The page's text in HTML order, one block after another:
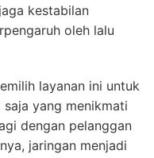
kestabilan
oleh lalu
layanan ini untuk
saja yang menikmati
dengan pelanggan
jaringan menjadi